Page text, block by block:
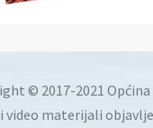
© 2017-2021
video materijali